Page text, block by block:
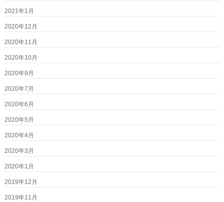
2021年1月
2020年12月
2020年11月
2020年10月
2020年9月
2020年7月
2020年6月
2020年5月
2020年4月
2020年3月
2020年1月
2019年12月
2019年11月